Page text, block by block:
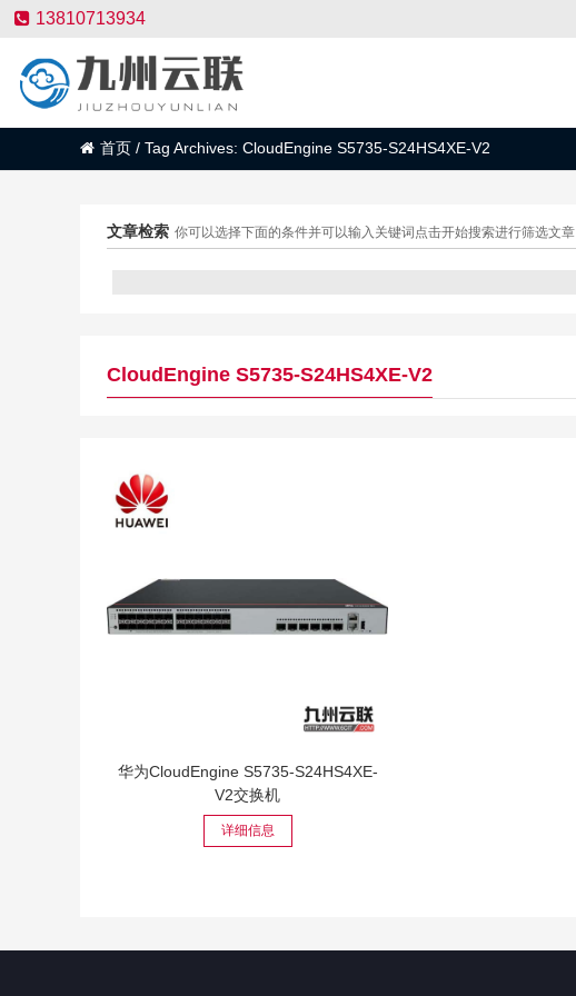
13810713934
首页 / Tag Archives: CloudEngine S5735-S24HS4XE-V2
文章检索 你可以选择下面的条件并可以输入关键词点击开始搜索进行筛选文章
CloudEngine S5735-S24HS4XE-V2
华为CloudEngine S5735-S24HS4XE-
V2交换机
详细信息